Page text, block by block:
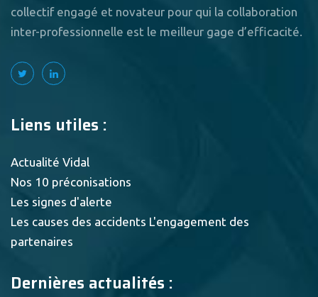
collectif engagé et novateur pour qui la collaboration
inter-professionnelle est le meilleur gage d’efficacité.
Liens utiles :
Actualité Vidal
Nos 10 préconisations
Les signes d'alerte
Les causes des accidents L'engagement des
partenaires
Dernières actualités :